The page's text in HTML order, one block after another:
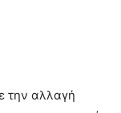
την αλλαγή